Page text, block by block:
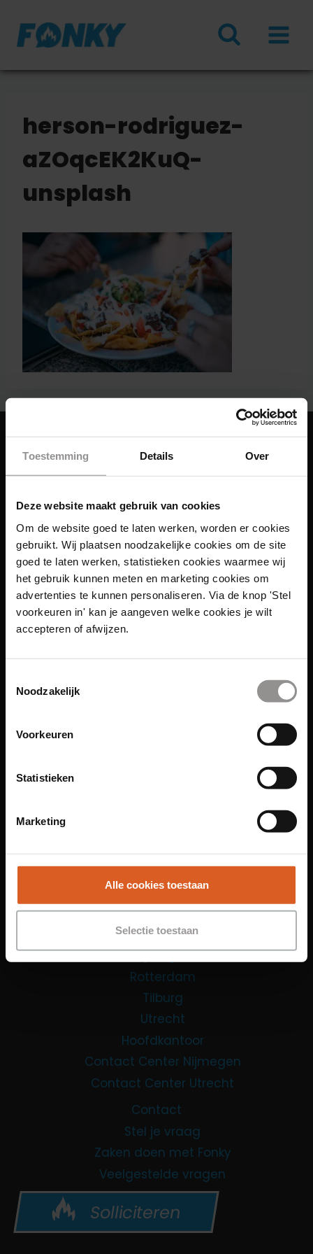
Toestemming Details Over
Deze website maakt gebruik van cookies
Om de website goed te laten werken, worden er cookies
gebruikt. Wij plaatsen noodzakelijke cookies om de site
goed te laten werken, statistieken cookies waarmee wij
het gebruik kunnen meten en marketing cookies om
advertenties te kunnen personaliseren. Via de knop 'Stel
voorkeuren in' kan je aangeven welke cookies je wilt
accepteren of afwijzen.
Noodzakelijk
Voorkeuren
Statistieken
Marketing
Alle cookies toestaan
Selectie toestaan
naar
inhoud
herson-rodriguez-
aZOqcEK2KuQ-
unsplash
Amsterdam
Groningen
Leiden
Maastricht
Nijmegen
Rotterdam
Tilburg
Utrecht
Hoofdkantoor
Contact Center Nijmegen
Contact Center Utrecht
Contact
Stel je vraag
Zaken doen met Fonky
Veelgestelde vragen
Solliciteren